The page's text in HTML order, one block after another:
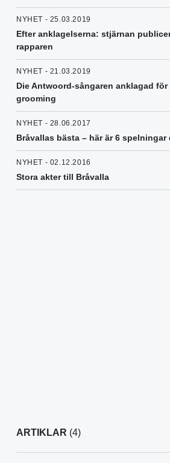
NYHET - 25.03.2019
Efter anklagelserna: stjärnan
rapparen
NYHET - 21.03.2019
Die Antwoord-sångaren anklagad
grooming
NYHET - 28.06.2017
Bråvallas bästa – här är 6
NYHET - 02.12.2016
Stora akter till Bråvalla
ARTIKLAR (4)